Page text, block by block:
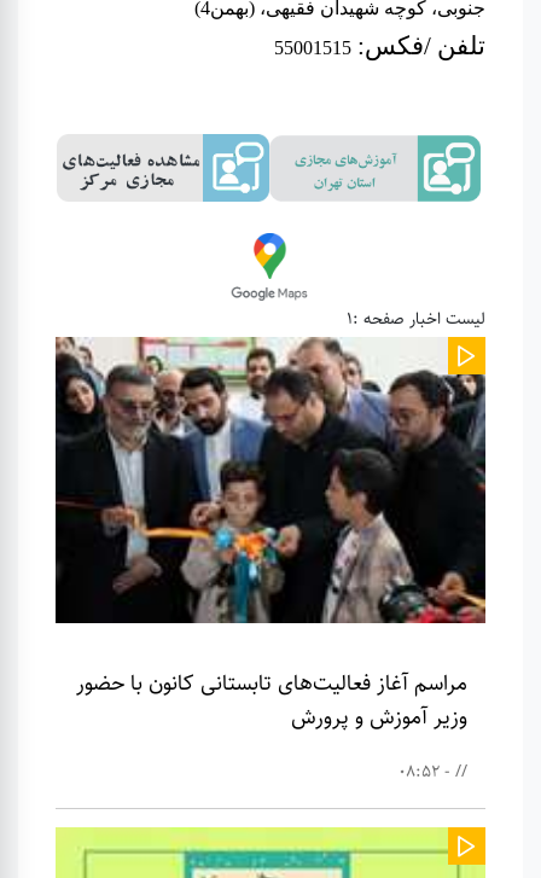
جنوبی، کوچه شهیدان فقیهی، (بهمن4)
تلفن /فکس:
55001515
لیست اخبار صفحه :1
مراسم آغاز فعالیت‌های تابستانی کانون با حضور
وزیر آموزش و پرورش
// - 08:52